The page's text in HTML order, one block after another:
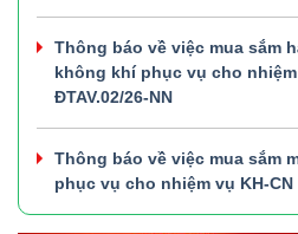
Thông báo về việc mua sắm
không khí phục vụ cho nhiệm
ĐTAV.02/26-NN
Thông báo về việc mua sắm
phục vụ cho nhiệm vụ KH-CN